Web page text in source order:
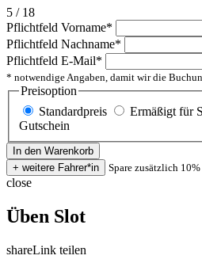
5 / 18
Pflichtfeld Vorname*
Pflichtfeld Nachname*
Pflichtfeld E-Mail*
* notwendige Angaben, damit wir die
Preisoption
Standardpreis
Ermäßigt für
Gutschein
Spare zusätzlich
close
Üben Slot
shareLink teilen